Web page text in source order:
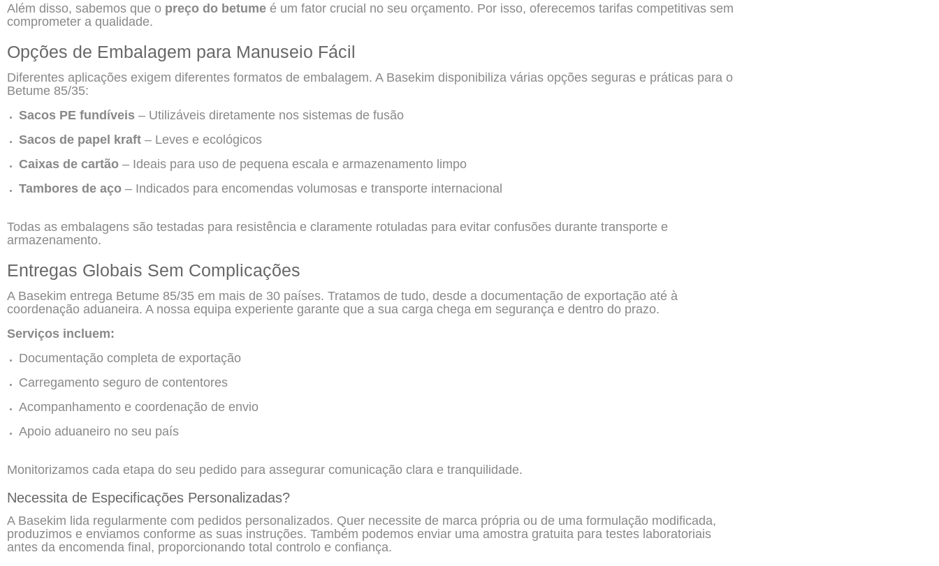
Além disso, sabemos que o preço do betume é um fator crucial no seu orçamento. Por isso, oferecemos tarifas competitivas sem
comprometer a qualidade.
Opções de Embalagem para Manuseio Fácil
Diferentes aplicações exigem diferentes formatos de embalagem. A Basekim disponibiliza várias opções seguras e práticas para o
Betume 85/35:
Sacos PE fundíveis – Utilizáveis diretamente nos sistemas de fusão
Sacos de papel kraft – Leves e ecológicos
Caixas de cartão – Ideais para uso de pequena escala e armazenamento limpo
Tambores de aço – Indicados para encomendas volumosas e transporte internacional
Todas as embalagens são testadas para resistência e claramente rotuladas para evitar confusões durante transporte e
armazenamento.
Entregas Globais Sem Complicações
A Basekim entrega Betume 85/35 em mais de 30 países. Tratamos de tudo, desde a documentação de exportação até à
coordenação aduaneira. A nossa equipa experiente garante que a sua carga chega em segurança e dentro do prazo.
Serviços incluem:
Documentação completa de exportação
Carregamento seguro de contentores
Acompanhamento e coordenação de envio
Apoio aduaneiro no seu país
Monitorizamos cada etapa do seu pedido para assegurar comunicação clara e tranquilidade.
Necessita de Especificações Personalizadas?
A Basekim lida regularmente com pedidos personalizados. Quer necessite de marca própria ou de uma formulação modificada,
produzimos e enviamos conforme as suas instruções. Também podemos enviar uma amostra gratuita para testes laboratoriais
antes da encomenda final, proporcionando total controlo e confiança.